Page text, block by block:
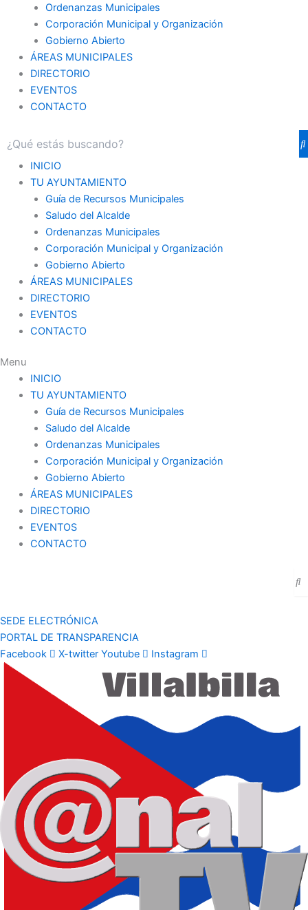
Ordenanzas Municipales
Corporación Municipal y Organización
Gobierno Abierto
ÁREAS MUNICIPALES
DIRECTORIO
EVENTOS
CONTACTO
INICIO
TU AYUNTAMIENTO
Guía de Recursos Municipales
Saludo del Alcalde
Ordenanzas Municipales
Corporación Municipal y Organización
Gobierno Abierto
ÁREAS MUNICIPALES
DIRECTORIO
EVENTOS
CONTACTO
Menu
INICIO
TU AYUNTAMIENTO
Guía de Recursos Municipales
Saludo del Alcalde
Ordenanzas Municipales
Corporación Municipal y Organización
Gobierno Abierto
ÁREAS MUNICIPALES
DIRECTORIO
EVENTOS
CONTACTO
SEDE ELECTRÓNICA
PORTAL DE TRANSPARENCIA
Facebook
X-twitter Youtube Instagram